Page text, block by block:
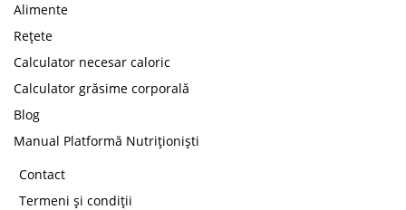
Alimente
Rețete
Calculator necesar caloric
Calculator grăsime corporală
Blog
Manual Platformă Nutriționiști
Contact
Termeni și condiții